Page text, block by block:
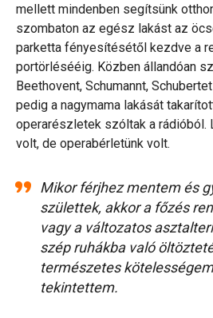
mellett mindenben segítsünk
szombaton az egész lakást az
parketta fényesítésétől kezdve a
portörlésééig. Közben állandóan
Beethovent, Schumannt,
pedig a nagymama lakását
operarészletek szóltak a rádióból.
volt, de operabérletünk volt.
Mikor férjhez mentem és
születtek, akkor a főzés
vagy a változatos
szép ruhákba való
természetes
tekintettem.